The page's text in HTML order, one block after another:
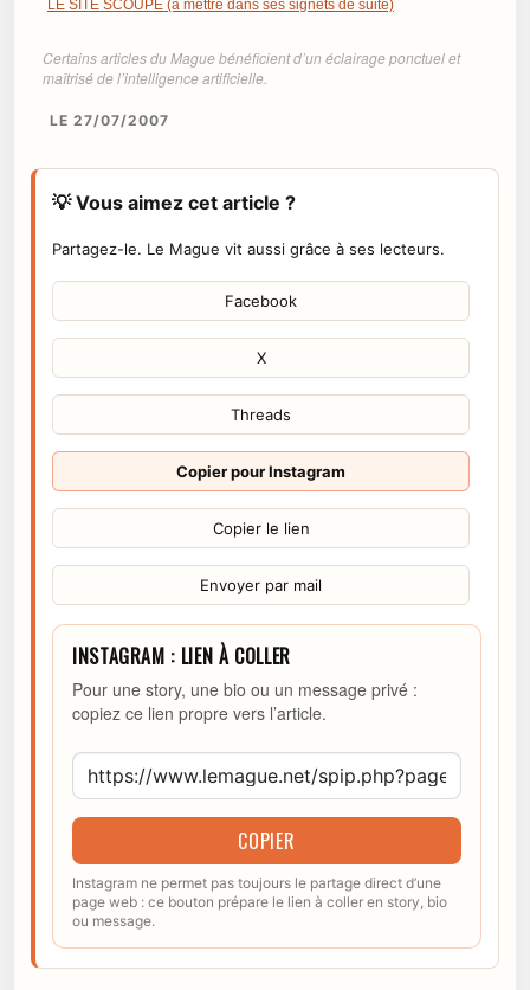
LE SITE SCOUPE (à mettre dans ses signets de suite)
Certains articles du Mague bénéficient d’un éclairage ponctuel et
maîtrisé de l’intelligence artificielle.
LE 27/07/2007
💡 Vous aimez cet article ?
Partagez-le. Le Mague vit aussi grâce à ses lecteurs.
Facebook
X
Threads
Copier pour Instagram
Copier le lien
Envoyer par mail
INSTAGRAM : LIEN À COLLER
Pour une story, une bio ou un message privé :
copiez ce lien propre vers l’article.
COPIER
Instagram ne permet pas toujours le partage direct d’une
page web : ce bouton prépare le lien à coller en story, bio
ou message.